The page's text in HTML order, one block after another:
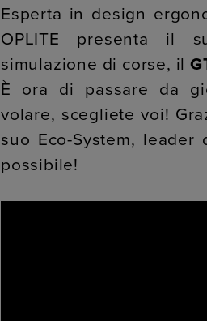
Esperta in design
OPLITE presenta il
simulazione di corse, il
È ora di passare da
volare, scegliete voi!
suo Eco-System,
possibile!